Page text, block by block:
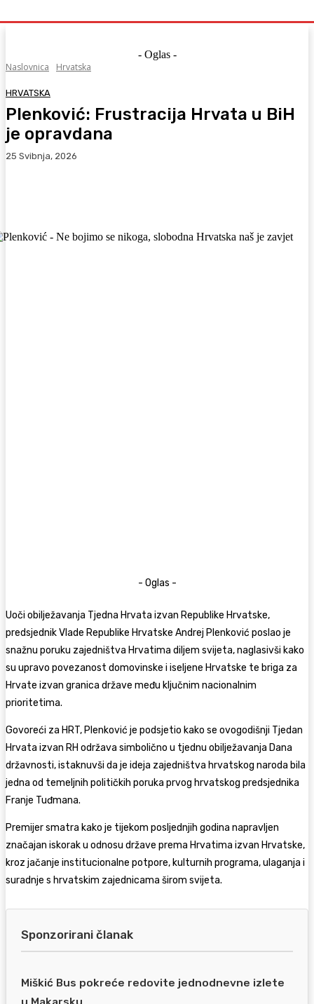
- Oglas -
Naslovnica
Hrvatska
HRVATSKA
Plenković: Frustracija Hrvata u BiH
je opravdana
25 Svibnja, 2026
- Oglas -
Uoči obilježavanja Tjedna Hrvata izvan Republike Hrvatske,
predsjednik Vlade Republike Hrvatske Andrej Plenković poslao je
snažnu poruku zajedništva Hrvatima diljem svijeta, naglasivši kako
su upravo povezanost domovinske i iseljene Hrvatske te briga za
Hrvate izvan granica države među ključnim nacionalnim
prioritetima.
Govoreći za HRT, Plenković je podsjetio kako se ovogodišnji Tjedan
Hrvata izvan RH održava simbolično u tjednu obilježavanja Dana
državnosti, istaknuvši da je ideja zajedništva hrvatskog naroda bila
jedna od temeljnih političkih poruka prvog hrvatskog predsjednika
Franje Tuđmana.
Premijer smatra kako je tijekom posljednjih godina napravljen
značajan iskorak u odnosu države prema Hrvatima izvan Hrvatske,
kroz jačanje institucionalne potpore, kulturnih programa, ulaganja i
suradnje s hrvatskim zajednicama širom svijeta.
Sponzorirani članak
Miškić Bus pokreće redovite jednodnevne izlete